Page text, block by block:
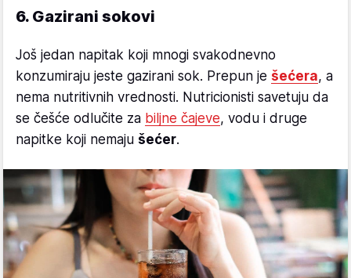
6. Gazirani sokovi
Još jedan napitak koji mnogi svakodnevno
konzumiraju jeste gazirani sok. Prepun je šećera, a
nema nutritivnih vrednosti. Nutricionisti savetuju da
se češće odlučite za biljne čajeve, vodu i druge
napitke koji nemaju šećer.